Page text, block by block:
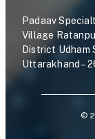
Padaav
Village
District Udham
Uttarakhand –
©